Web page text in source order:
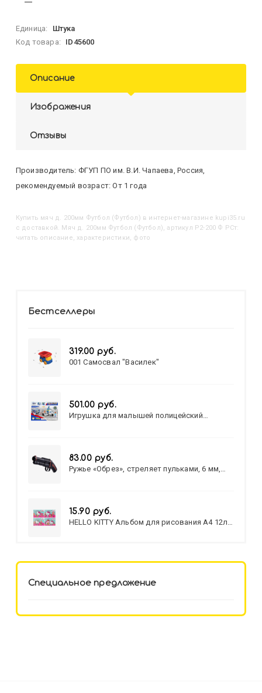
Единица:
Штука
Код товара:
ID45600
Описание
Изображения
Отзывы
Производитель: ФГУП ПО им. В.И. Чапаева, Россия,
рекомендуемый возраст: От 1 года
Купить Мяч д. 200мм Футбол (Футбол) в интернет-магазине kupi35.ru
с доставкой. Мяч д. 200мм Футбол (Футбол), артикул Р2-200 Ф РСт:
читать описание, характеристики, фото
Бестселлеры
319.00 руб.
001 Самосвал "Василек"
501.00 руб.
Игрушка для малышей полицейский
83.00 руб.
Ружье «Обрез», стреляет пульками, 6 мм,
15.90 руб.
HELLO KITTY Альбом для рисования А4 12л.
Специальное предложение